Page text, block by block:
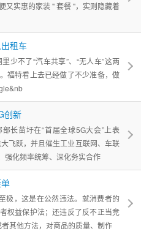
又实惠的家装 " 套餐 "，实则隐藏着
租车
少不了“汽车共享”、“无人车”这两
福特看上去已经做了不少准备，做
创新
长苗圩在“首届全球5G大会”上表
飞跃，并且催生工业互联网、车联
强化频率统筹、深化务实合作
极，这是在公然违法。就消费者的
权益保护法；还违反了反不正当竞
其他方法，对商品的质量、制作